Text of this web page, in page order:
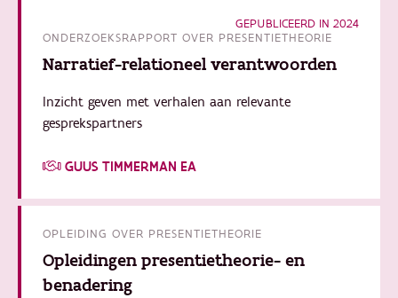
ONDERZOEKSRAPPORT OVER PRESENTIETHEORIE
GEPUBLICEERD IN 2024
Narratief-relationeel verantwoorden
Inzicht geven met verhalen aan relevante
gesprekspartners
GUUS TIMMERMAN EA
OPLEIDING OVER PRESENTIETHEORIE
Opleidingen presentietheorie- en
benadering